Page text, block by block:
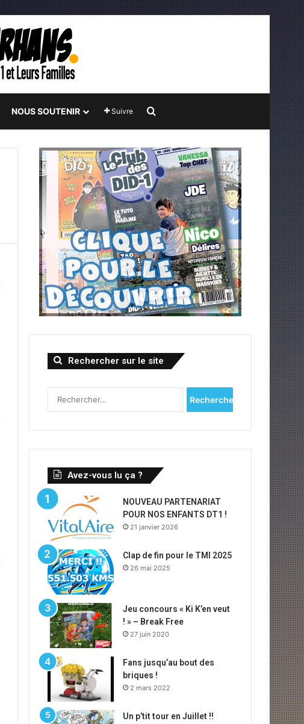
NOUS SOUTENIR Suivre Rechercher
Rechercher sur le site
h
r
Avez-vous lu ça ?
NOUVEAU PARTENARIAT
POUR NOS ENFANTS DT1 !
21 janvier 2026
Clap de fin pour le TMI 2025
26 mai 2025
Jeu concours « Ki K’en veut
! » – Break Free
27 juin 2020
Fans jusqu’au bout des
briques !
2 mars 2022
Un p’tit tour en Juillet !!